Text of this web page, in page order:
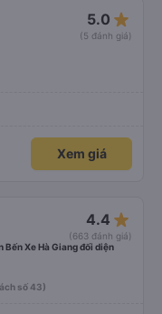
ai lại muốn ngồi thêm một
chứ? Ngoài ra, khi đặt chỗ,
tôi chọn đúng, nhưng vị trí
buýt, và là giường tầng trên
nếu vậy thì trang web
chỗ ngồi! Một lần nữa,
thứ về chuyến đi của tôi
5.0 star_rate
(5 đánh giá)
Xem giá
4.4 star_rate
(663 đánh giá)
Bến Xe Hà Giang đối diện
số 43)